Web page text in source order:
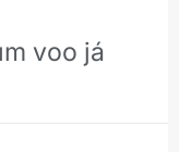
voo já